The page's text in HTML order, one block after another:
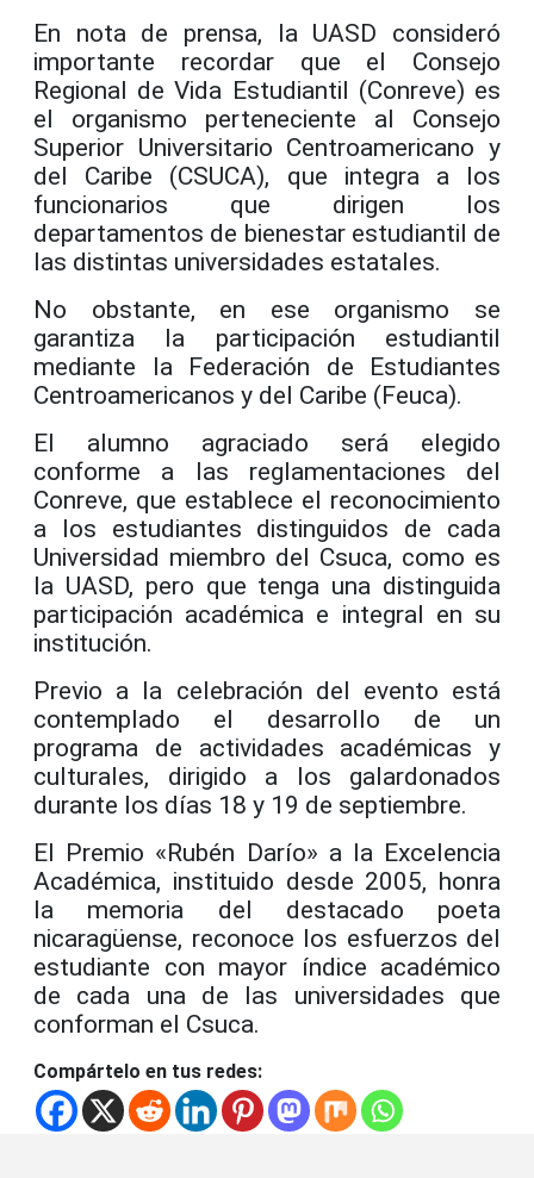
En nota de prensa, la UASD consideró
importante recordar que el Consejo
Regional de Vida Estudiantil (Conreve) es
el organismo perteneciente al Consejo
Superior Universitario Centroamericano y
del Caribe (CSUCA), que integra a los
funcionarios que dirigen los
departamentos de bienestar estudiantil de
las distintas universidades estatales.
No obstante, en ese organismo se
garantiza la participación estudiantil
mediante la Federación de Estudiantes
Centroamericanos y del Caribe (Feuca).
El alumno agraciado será elegido
conforme a las reglamentaciones del
Conreve, que establece el reconocimiento
a los estudiantes distinguidos de cada
Universidad miembro del Csuca, como es
la UASD, pero que tenga una distinguida
participación académica e integral en su
institución.
Previo a la celebración del evento está
contemplado el desarrollo de un
programa de actividades académicas y
culturales, dirigido a los galardonados
durante los días 18 y 19 de septiembre.
El Premio «Rubén Darío» a la Excelencia
Académica, instituido desde 2005, honra
la memoria del destacado poeta
nicaragüense, reconoce los esfuerzos del
estudiante con mayor índice académico
de cada una de las universidades que
conforman el Csuca.
Compártelo en tus redes: